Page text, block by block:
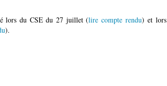
lors du CSE du 27 juillet (lire compte rendu) et
).